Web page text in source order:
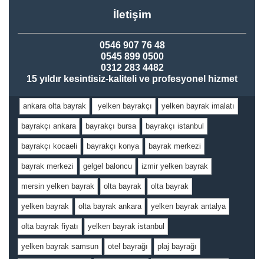
İletişim
0546 907 76 48
0545 899 0500
0312 283 4482
15 yıldır kesintisiz-kaliteli ve profesyonel hizmet
ankara olta bayrak yelken bayrakçı yelken bayrak imalatı
bayrakçı ankara bayrakçı bursa bayrakçı istanbul
bayrakçı kocaeli bayrakçı konya bayrak merkezi
bayrak merkezi gelgel baloncu izmir yelken bayrak
mersin yelken bayrak olta bayrak olta bayrak
yelken bayrak olta bayrak ankara yelken bayrak antalya
olta bayrak fiyatı yelken bayrak istanbul
yelken bayrak samsun otel bayrağı plaj bayrağı